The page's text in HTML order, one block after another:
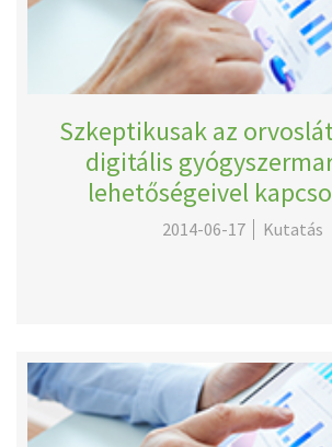
Szkeptikusak az
digitális
lehetőségeivel
2014-06-17 Kutatás